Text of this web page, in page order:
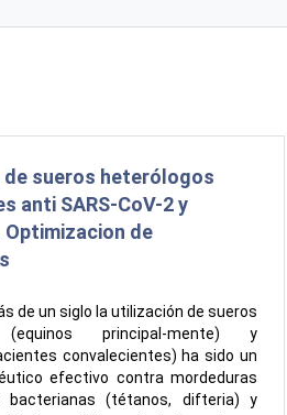
de sueros heterólogos
anti SARS-CoV-2 y
de
de un siglo la utilización de sueros
(equinos principal-mente) y
convalecientes) ha sido un
efectivo contra mordeduras
bacterianas (tétanos, difteria) y